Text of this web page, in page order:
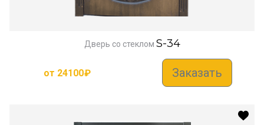
Дверь со стеклом S-34
от 24100₽ Заказать